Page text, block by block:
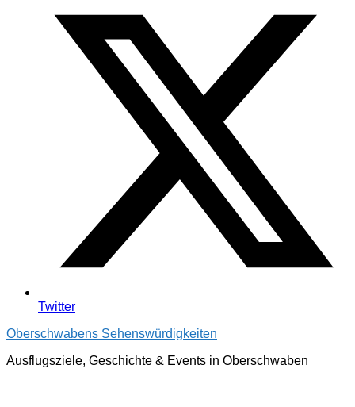
Twitter
Oberschwabens Sehenswürdigkeiten
Ausflugsziele, Geschichte & Events in Oberschwaben